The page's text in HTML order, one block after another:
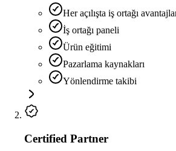
Her açılışta iş ortağı
İş ortağı paneli
Ürün eğitimi
Pazarlama kaynakları
Yönlendirme takibi
Certified Partner